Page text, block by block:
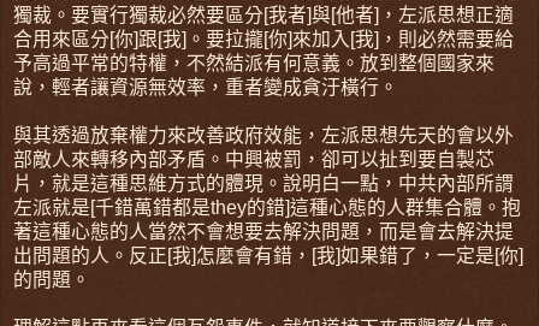
獨裁。要實行獨裁必然要區分[我者]與[他者]，左派思想正適
合用來區分[你]跟[我]。要拉攏[你]來加入[我]，則必然需要給
予高過平常的特權，不然結派有何意義。放到整個國家來
說，輕者讓資源無效率，重者變成貪汙橫行。
與其透過放棄權力來改善政府效能，左派思想先天的會以外
部敵人來轉移內部矛盾。中興被罰，卻可以扯到要自製芯
片，就是這種思維方式的體現。說明白一點，中共內部所謂
左派就是[千錯萬錯都是they的錯]這種心態的人群集合體。抱
著這種心態的人當然不會想要去解決問題，而是會去解決提
出問題的人。反正[我]怎麼會有錯，[我]如果錯了，一定是[你]
的問題。